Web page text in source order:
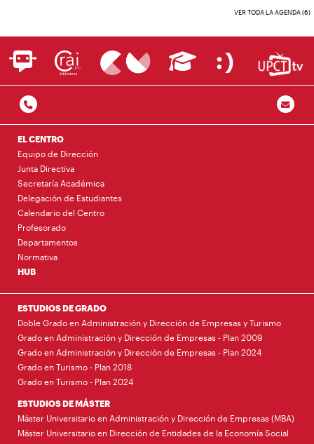
VER TODA LA AGENDA (6)
EL CENTRO
Equipo de Dirección
Junta Directiva
Secretaría Académica
Delegación de Estudiantes
Calendario del Centro
Profesorado
Departamentos
Normativa
HUB
ESTUDIOS DE GRADO
Doble Grado en Administración y Dirección de Empresas y Turismo
Grado en Administración y Dirección de Empresas - Plan 2009
Grado en Administración y Dirección de Empresas - Plan 2024
Grado en Turismo - Plan 2018
Grado en Turismo - Plan 2024
ESTUDIOS DE MÁSTER
Máster Universitario en Administración y Dirección de Empresas (MBA)
Máster Universitario en Dirección de Entidades de la Economía Social